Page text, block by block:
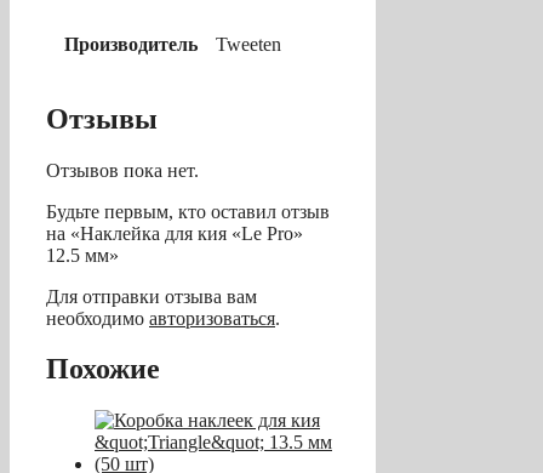
Производитель Tweeten
Отзывы
Отзывов пока нет.
Будьте первым, кто оставил отзыв
на «Наклейка для кия «Le Pro»
12.5 мм»
Для отправки отзыва вам
необходимо авторизоваться.
Похожие